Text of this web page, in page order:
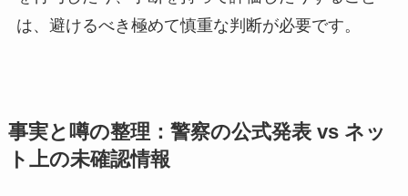
は、避けるべき極めて慎重な判断が必要です。
事実と噂の整理：警察の公式発表 vs ネッ
ト上の未確認情報